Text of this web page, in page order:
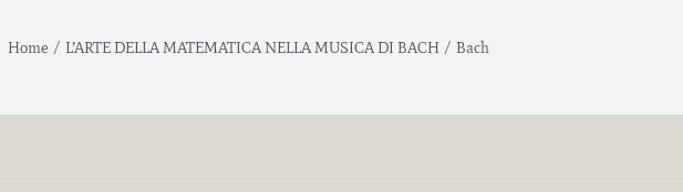
Home / L’ARTE DELLA MATEMATICA NELLA MUSICA DI BACH / Bach